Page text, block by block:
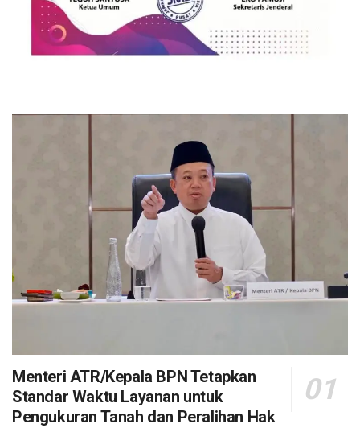
Menteri ATR/Kepala BPN Tetapkan
Standar Waktu Layanan untuk
Pengukuran Tanah dan Peralihan Hak